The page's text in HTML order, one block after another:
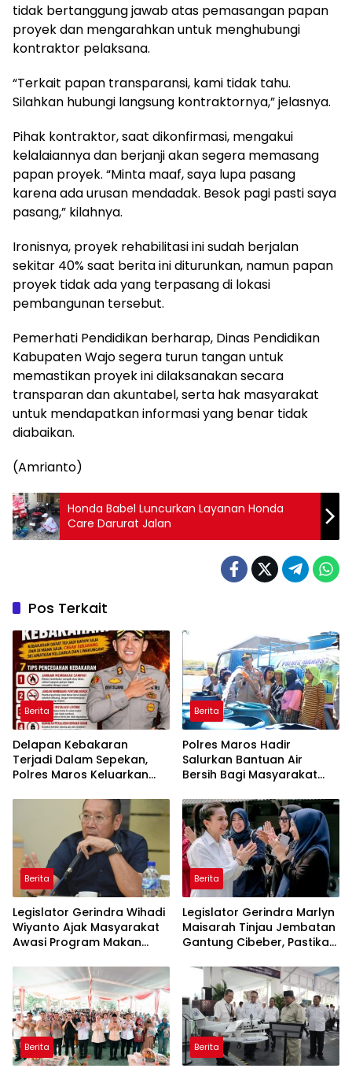
tidak bertanggung jawab atas pemasangan papan
proyek dan mengarahkan untuk menghubungi
kontraktor pelaksana.
“Terkait papan transparansi, kami tidak tahu.
Silahkan hubungi langsung kontraktornya,” jelasnya.
Pihak kontraktor, saat dikonfirmasi, mengakui
kelalaiannya dan berjanji akan segera memasang
papan proyek. “Minta maaf, saya lupa pasang
karena ada urusan mendadak. Besok pagi pasti saya
pasang,” kilahnya.
Ironisnya, proyek rehabilitasi ini sudah berjalan
sekitar 40% saat berita ini diturunkan, namun papan
proyek tidak ada yang terpasang di lokasi
pembangunan tersebut.
Pemerhati Pendidikan berharap, Dinas Pendidikan
Kabupaten Wajo segera turun tangan untuk
memastikan proyek ini dilaksanakan secara
transparan dan akuntabel, serta hak masyarakat
untuk mendapatkan informasi yang benar tidak
diabaikan.
(Amrianto)
Honda Babel Luncurkan Layanan Honda
Care Darurat Jalan
Pos Terkait
Berita
Delapan Kebakaran
Terjadi Dalam Sepekan,
Polres Maros Keluarkan
Masyarakat
Berita
Polres Maros Hadir
Salurkan Bantuan Air
Bersih Bagi Masyarakat
Di Maros
Berita
Legislator Gerindra Wihadi
Wiyanto Ajak Masyarakat
Awasi Program Makan
Sasaran
Berita
Legislator Gerindra Marlyn
Maisarah Tinjau Jembatan
Gantung Cibeber, Pastikan
Berita Berita